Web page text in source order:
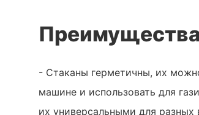
- Стаканы герметичны, их
машине и использовать для
их универсальными для разных